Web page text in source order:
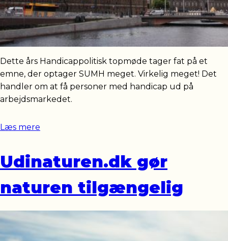
Dette års Handicappolitisk topmøde tager fat på et
emne, der optager SUMH meget. Virkelig meget! Det
handler om at få personer med handicap ud på
arbejdsmarkedet.
Læs mere
Udinaturen.dk gør
naturen tilgængelig